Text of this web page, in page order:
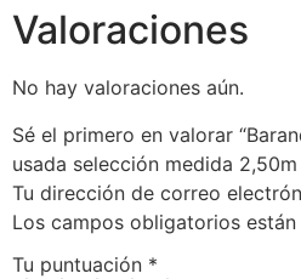
Valoraciones
No hay valoraciones aún.
Sé el primero en valorar
usada selección medida 2,50m
Tu dirección de correo
Los campos obligatorios
Tu puntuación *